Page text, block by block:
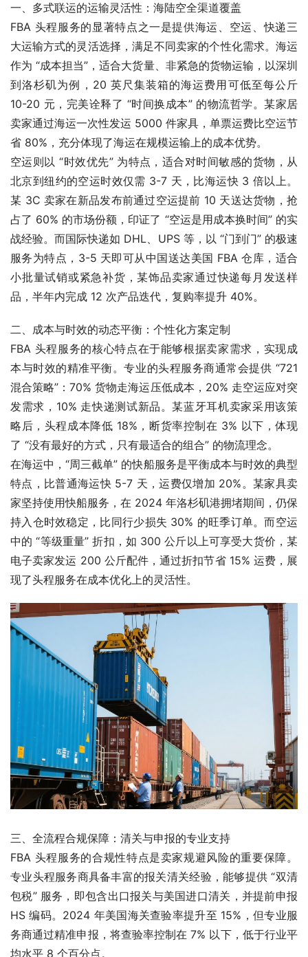
一、多式联运的运输灵活性：海陆空全渠道覆盖
FBA 头程服务的显著特点之一是提供海运、空运、快递三
大运输方式的灵活选择，满足不同卖家的个性化需求。海运
作为 “成本担当”，适合大货量、非紧急的货物运输，以深圳
到洛杉矶为例，20 英尺集装箱的海运费用可低至每公斤
10-20 元，完美诠释了 “时间换成本” 的物流哲学。某家居
卖家通过海运一次性发运 5000 件家具，单票运费比空运节
省 80%，充分体现了海运在规模运输上的成本优势。
空运则以 “时效优先” 为特点，适合对时间敏感的货物，从
北京到纽约的空运时效仅需 3-7 天，比海运快 3 倍以上。
某 3C 卖家在新品发布前通过空运提前 10 天送达货物，抢
占了 60% 的市场份额，印证了 “空运是用成本换时间” 的实
战经验。而国际快递如 DHL、UPS 等，以 “门到门” 的极速
服务为特点，3-5 天即可从中国送达美国 FBA 仓库，适合
小批量试销或紧急补货，某饰品卖家通过快递每月发送样
品，半年内完成 12 次产品迭代，复购率提升 40%。
二、成本与时效的动态平衡：个性化方案定制
FBA 头程服务的核心特点在于能够根据卖家需求，实现成
本与时效的精准平衡。专业的头程服务商通常会提供 “721
混合策略”：70% 货物走海运压低成本，20% 走空运应对突
发需求，10% 走快递测试新品。某蓝牙耳机卖家采用该策
略后，头程成本降低 18%，断货率控制在 3% 以下，体现
了 “没有最好的方式，只有最适合的组合” 的物流理念。
在海运中，“周三截单” 的快船服务是平衡成本与时效的典型
特点，比普通海运快 5-7 天，运费仅增加 20%。某家具卖
家坚持使用快船服务，在 2024 年洛杉矶港拥堵期间，仍保
持入仓时效稳定，比同行少损失 30% 的旺季订单。而空运
中的 “等级重量” 折扣，如 300 公斤以上可享受大货价，某
电子卖家发运 200 公斤配件，通过折扣节省 15% 运费，展
现了头程服务在成本优化上的灵活性。
三、全流程合规保障：清关与申报的专业支持
FBA 头程服务的合规性特点是卖家规避风险的重要保障。
专业头程服务商具备丰富的报关清关经验，能够提供 “双清
包税” 服务，即包含出口报关与美国进口清关，并提前申报
HS 编码。2024 年美国海关查验率提升至 15%，但专业服
务商通过精准申报，将查验率控制在 7% 以下，低于行业平
均水平 8 个百分点。